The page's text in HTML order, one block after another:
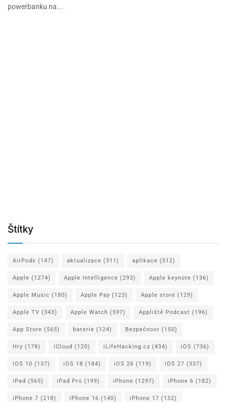
powerbanku na...
Štítky
AirPods (147) aktualizace (311) aplikace (512)
Apple (1274) Apple Intelligence (293) Apple keynote (136)
Apple Music (180) Apple Pay (123) Apple store (129)
Apple TV (343) Apple Watch (597) Appliště Podcast (196)
App Store (565) baterie (124) Bezpečnost (150)
Hry (178) iCloud (120) iLifeHacking.cz (434) iOS (736)
iOS 10 (137) iOS 18 (184) iOS 26 (119) iOS 27 (337)
iPad (565) iPad Pro (199) iPhone (1297) iPhone 6 (182)
iPhone 7 (218) iPhone 16 (140) iPhone 17 (132)